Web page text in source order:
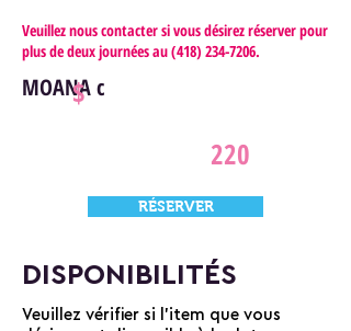
Veuillez nous contacter si vous désirez réserver pour
plus de deux journées au(418) 234-7206.
MOANA c
$
220
RÉSERVER
DISPONIBILITÉS
Veuillez vérifier si l'item que vous